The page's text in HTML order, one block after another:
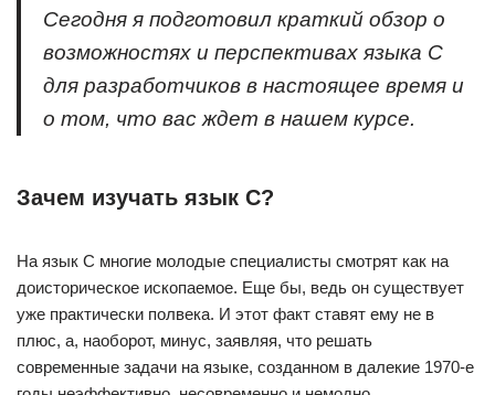
Сегодня я подготовил краткий обзор о
возможностях и перспективах языка C
для разработчиков в настоящее время и
о том, что вас ждет в нашем курсе.
Зачем изучать язык C?
На язык С многие молодые специалисты смотрят как на
доисторическое ископаемое. Еще бы, ведь он существует
уже практически полвека. И этот факт ставят ему не в
плюс, а, наоборот, минус, заявляя, что решать
современные задачи на языке, созданном в далекие 1970-е